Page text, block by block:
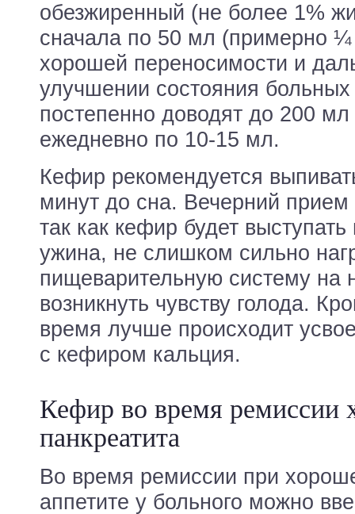
обезжиренный (не более 1%
сначала по 50 мл (примерно ¼
хорошей переносимости и
улучшении состояния
постепенно доводят до 200 мл
ежедневно по 10-15 мл.
Кефир рекомендуется
минут до сна. Вечерний прием
так как кефир будет выступать
ужина, не слишком сильно
пищеварительную систему на
возникнуть чувству голода.
время лучше происходит
с кефиром кальция.
Кефир во время ремиссии
панкреатита
Во время ремиссии при
аппетите у больного можно